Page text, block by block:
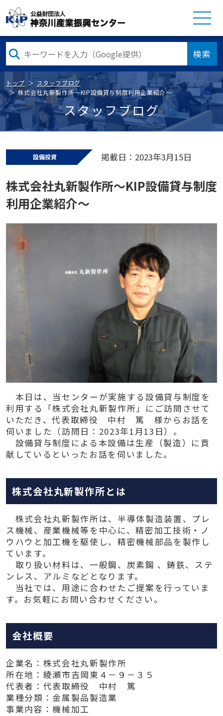
検索
トップ
スタッフブログ
株式会社丸新製作所～KIP設備貸与制度利用企業紹介～
スタッフブログ
設備投資 掲載日：2023年3月15日
株式会社丸新製作所～KIP設備貸与制度
利用企業紹介～
本日は、当センターが実施する設備貸与制度を
利用する「株式会社丸新製作所」にご訪問させて
いただき、代表取締役 中村 篤 様からお話を
伺いました（訪問日：2023年1月13日）。
設備貸与制度による本設備は生産（製造）に貢
献しているといったお話を伺いました。
株式会社丸新製作所とは
株式会社丸新製作所は、半導体製造装置、プレ
ス機械、産業機械等を中心に、精密加工技術・ノ
ウハウと加工機を駆使し、精密機械部品を製作し
ています。
取り扱い材料は、一般鋼、炭素鋼 、鋳鉄、ステ
ンレス、アルミなどとなります。
当社では、用途に合わせたご提案を行っていま
す。お気軽にお問い合わせください。
会社概要
企業名：株式会社丸新製作所
所在地：綾瀬市吉岡東４－９－３５
代表者：代表取締役 中村 篤
業種分類：金属製品製造業
事業内容：機械加工